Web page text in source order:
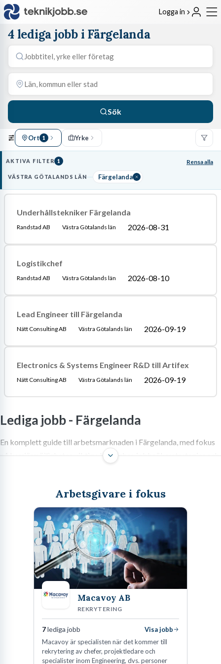
Logga in
4 lediga jobb i Färgelanda
Sök
Ort 1 Yrke
AKTIVA FILTER 1 Rensa alla
VÄSTRA GÖTALANDS LÄN Färgelanda
Underhållstekniker Färgelanda
Randstad AB Västra Götalands län 2026-08-31
Logistikchef
Randstad AB Västra Götalands län 2026-08-10
Lead Engineer till Färgelanda
Nätt Consulting AB Västra Götalands län 2026-09-19
Electronics & Systems Engineer R&D till Artifex
Nätt Consulting AB Västra Götalands län 2026-09-19
Lediga jobb - Färgelanda
En komplett guide till arbetsmarknaden i Färgelanda, med fokus
på karriärmöjligheter, viktiga branscher, jobbsökarstrategier och
Välkommen till Färgelanda – en plats där Dalslands natursköna
lugn möter ett dynamiskt lokalt näringsliv med spännande
karriärmöjligheter. Att söka jobb i Färgelanda handlar inte bara
om att hitta en anställning; det handlar om att upptäcka en
livskvalitet där arbete och fritid smälter samman på ett unikt sätt.
Här finns en stark känsla av gemenskap och en anda av
innovation, särskilt inom industri- och tekniksektorerna som är
Färgelanda är mer än bara en vacker kommun i Västra
Götalandsregionen. Det är en plats där företag värdesätter
långsiktighet, engagemang och praktisk kompetens. Oavsett om
Arbetsgivare i fokus
Macavoy AB
REKRYTERING
7lediga jobb
Visa jobb
Macavoy är specialisten när det kommer till
rekrytering av chefer, projektledare och
specialister inom Engineering, dvs. personer